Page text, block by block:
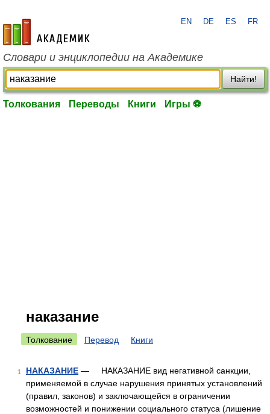
academic.ru
EN DE ES FR
Словари и энциклопедии на Академике
Найти!
Толкования Переводы Книги Игры ⚽
наказание
Толкование Перевод Книги
1 НАКАЗАНИЕ — НАКАЗАНИЕ вид негативной санкции,
применяемой в случае нарушения принятых установлений
(правил, законов) и заключающейся в ограничении
возможностей и понижении социального статуса (лишение